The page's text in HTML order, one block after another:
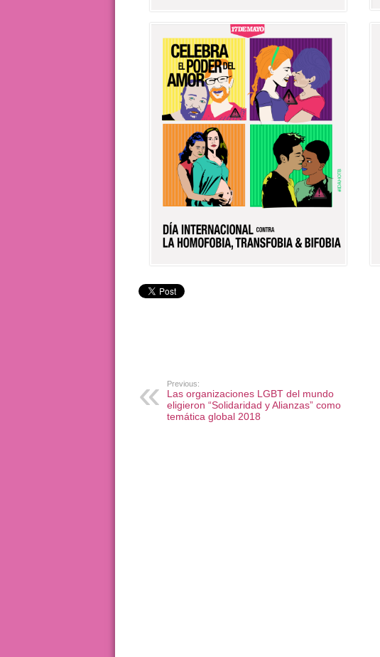
Previous:
Las organizaciones LGBT del mundo
eligieron “Solidaridad y Alianzas” como
temática global 2018